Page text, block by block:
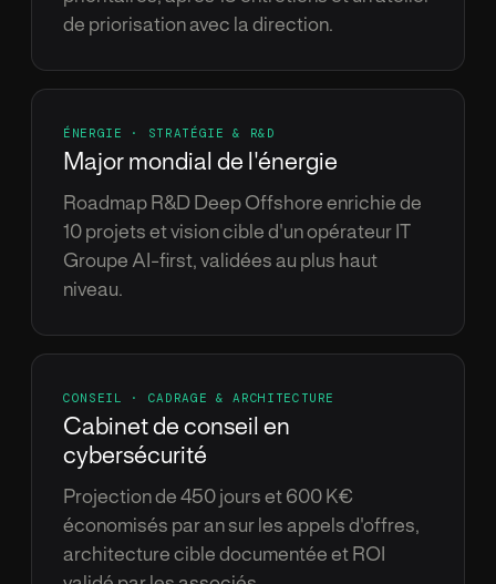
de priorisation avec la direction.
É NERGIE · STRAT ÉGIE& R& D
Major mondial de l'énergie
Roadmap R&D Deep Offshore enrichie de
10 projets et vision cible d'un opérateur IT
Groupe AI-first, validées au plus haut
niveau.
CONSEIL · CADRAGE & ARCHITECTURE
Cabinet de conseil en
cybersécurité
Projection de 450 jours et 600 K€
économisés par an sur les appels d'offres,
architecture cible documentée et ROI